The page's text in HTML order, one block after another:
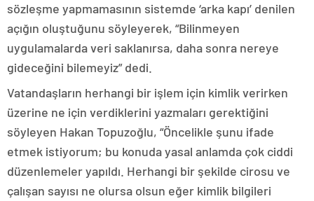
sözleşme yapmamasının sistemde ‘arka kapı’ denilen
açığın oluştuğunu söyleyerek, “Bilinmeyen
uygulamalarda veri saklanırsa, daha sonra nereye
gideceğini bilemeyiz” dedi.
Vatandaşların herhangi bir işlem için kimlik verirken
üzerine ne için verdiklerini yazmaları gerektiğini
söyleyen Hakan Topuzoğlu, “Öncelikle şunu ifade
etmek istiyorum; bu konuda yasal anlamda çok ciddi
düzenlemeler yapıldı. Herhangi bir şekilde cirosu ve
çalışan sayısı ne olursa olsun eğer kimlik bilgileri